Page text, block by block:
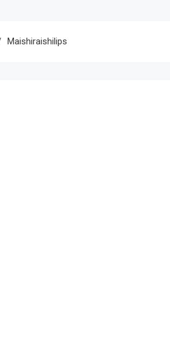
Maishiraishilips